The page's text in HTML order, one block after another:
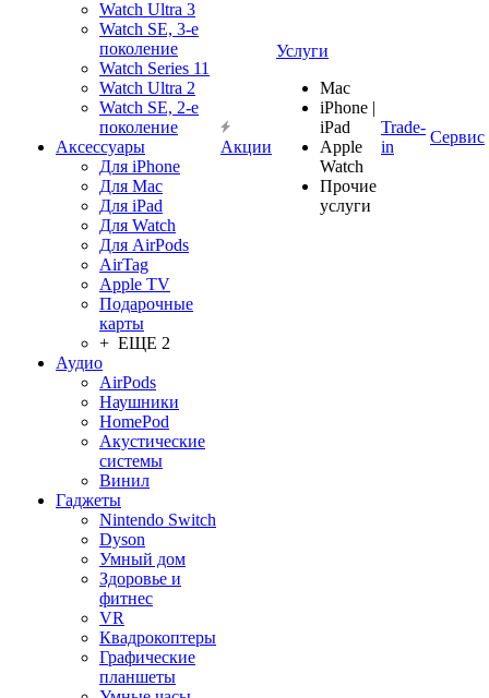
Watch Ultra 3
Watch SE, 3-е
поколение
Watch Series 11
Watch Ultra 2
Watch SE, 2-е
поколение
Аксессуары
Для iPhone
Для Mac
Для iPad
Для Watch
Для AirPods
AirTag
Apple TV
Подарочные
карты
+ ЕЩЕ 2
Аудио
AirPods
Наушники
HomePod
Акустические
системы
Винил
Гаджеты
Nintendo Switch
Dyson
Умный дом
Здоровье и
фитнес
VR
Квадрокоптеры
Графические
планшеты
Акции
Услуги
Mac
iPhone |
iPad
Apple
Watch
Прочие
услуги
Trade-
in
Сервис